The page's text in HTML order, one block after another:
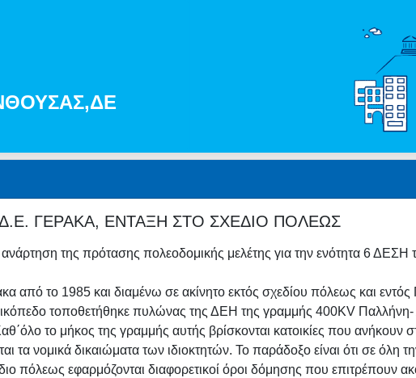
ΓΕΡΑΚΑ, ΕΝΤΑΞΗ ΣΤΟ ΣΧΕΔΙΟ ΠΟΛΕΩΣ
ανάρτηση της πρότασης πολεοδομικής μελέτης για την ενότητα 6
από το 1985 και διαμένω σε ακίνητο εκτός σχεδίου πόλεως και
τοποθετήθηκε πυλώνας της ΔΕΗ της γραμμής 400KV Παλλήνη-
το μήκος της γραμμής αυτής βρίσκονται κατοικίες που ανήκουν
τα νομικά δικαιώματα των ιδιοκτητών. Το παράδοξο είναι ότι σε όλη
πόλεως εφαρμόζονται διαφορετικοί όροι δόμησης που επιτρέπουν